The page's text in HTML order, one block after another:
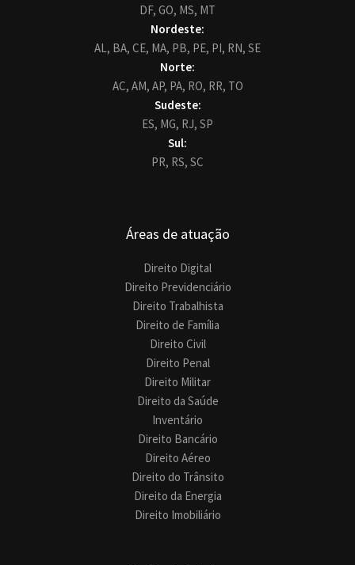
DF, GO, MS, MT
Nordeste:
AL, BA, CE, MA, PB, PE, PI, RN, SE
Norte:
AC, AM, AP, PA, RO, RR, TO
Sudeste:
ES, MG, RJ, SP
Sul:
PR, RS, SC
Áreas de atuação
Direito Digital
Direito Previdenciário
Direito Trabalhista
Direito de Família
Direito Civil
Direito Penal
Direito Militar
Direito da Saúde
Inventário
Direito Bancário
Direito Aéreo
Direito do Trânsito
Direito da Energia
Direito Imobiliário